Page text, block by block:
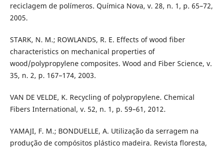
reciclagem de polímeros. Química Nova, v. 28, n. 1, p. 65–72,
2005.
STARK, N. M.; ROWLANDS, R. E. Effects of wood fiber
characteristics on mechanical properties of
wood/polypropylene composites. Wood and Fiber Science, v.
35, n. 2, p. 167–174, 2003.
VAN DE VELDE, K. Recycling of polypropylene. Chemical
Fibers International, v. 52, n. 1, p. 59–61, 2012.
YAMAJI, F. M.; BONDUELLE, A. Utilização da serragem na
produção de compósitos plástico madeira. Revista floresta,